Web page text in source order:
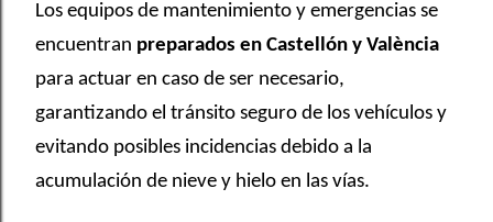
Los equipos de mantenimiento y emergencias se
encuentran preparados en Castellón y València
para actuar en caso de ser necesario,
garantizando el tránsito seguro de los vehículos y
evitando posibles incidencias debido a la
acumulación de nieve y hielo en las vías.